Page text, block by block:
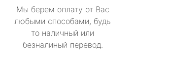
Мы берем оплату от Вас
любыми способами, будь
то наличный или
безналиный перевод.